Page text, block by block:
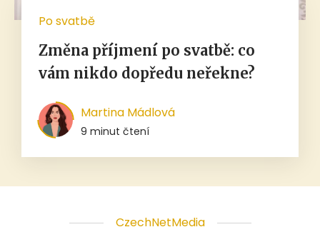
Po svatbě
Změna příjmení po svatbě: co
vám nikdo dopředu neřekne?
Martina Mádlová
9 minut čtení
CzechNetMedia